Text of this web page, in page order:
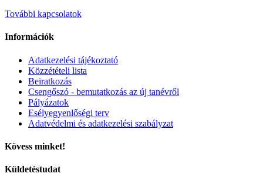
További kapcsolatok
Információk
Adatkezelési tájékoztató
Közzétételi lista
Beiratkozás
Csengőszó - bemutatkozás az új tanévről
Pályázatok
Esélyegyenlőségi terv
Adatvédelmi és adatkezelési szabályzat
Kövess minket!
Küldetéstudat